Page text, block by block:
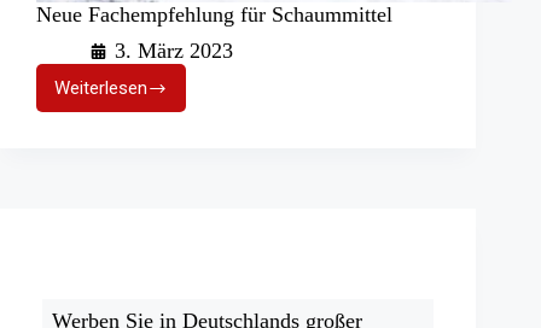
Neue Fachempfehlung für Schaummittel
3. März 2023
Weiterlesen
Neue
Fachempfehlung
Werben Sie in Deutschlands großer